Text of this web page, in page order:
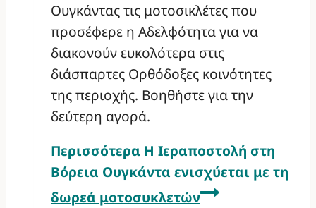
Ουγκάντας τις μοτοσικλέτες που
προσέφερε η Αδελφότητα για να
διακονούν ευκολότερα στις
διάσπαρτες Ορθόδοξες κοινότητες
της περιοχής. Βοηθήστε για την
δεύτερη αγορά.
Περισσότερα Η Ιεραποστολή στη
Βόρεια Ουγκάντα ενισχύεται με τη
δωρεά μοτοσυκλετών